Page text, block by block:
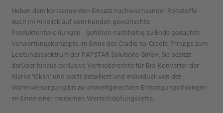
Neben dem konsequenten Einsatz nachwachsender Rohstoffe -
auch im Hinblick auf vom Kunden gewünschte
Produktentwicklungen - gehören nachhaltig zu Ende gedachte
Verwertungskonzepte im Sinne des Cradle-to-Cradle-Prinzips zum
Leistungsspektrum der PAPSTAR Solutions GmbH. Sie besitzt
darüber hinaus exklusive Vertriebsrechte für Bio-Konverter der
Marke "Oklin" und berät detailliert und individuell von der
Warenversorgung bis zu umweltgerechten Entsorgungslösungen
im Sinne einer modernen Wertschöpfungskette.